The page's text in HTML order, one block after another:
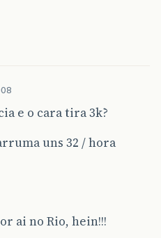
e o cara tira 3k?
uns 32 / hora
ai no Rio, hein!!!